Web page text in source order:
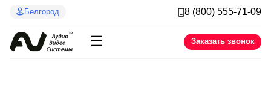
Белгород 8 (800) 555-71-09
☰ Заказать звонок